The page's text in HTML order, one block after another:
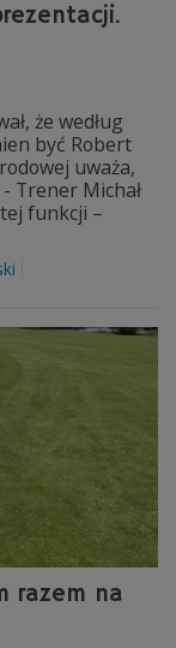
że według
być Robert
uważa,
Trener Michał
funkcji –
razem na